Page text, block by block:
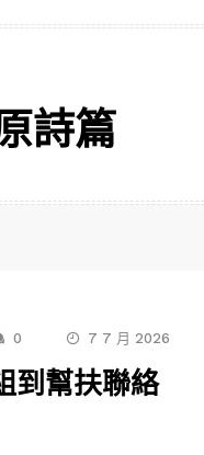
詩篇
0 7 7 月 2026
到幫扶聯絡